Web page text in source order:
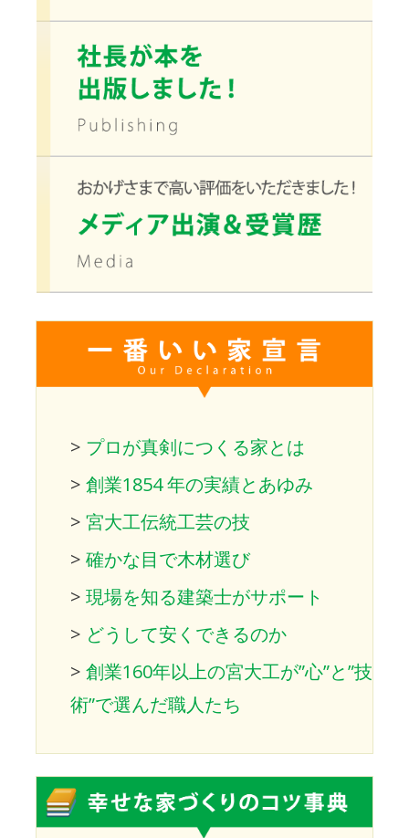
> プロが真剣につくる家とは
> 創業1854 年の実績とあゆみ
> 宮大工伝統工芸の技
> 確かな目で木材選び
> 現場を知る建築士がサポート
> どうして安くできるのか
> 創業160年以上の宮大工が”心”と”技
術”で選んだ職人たち